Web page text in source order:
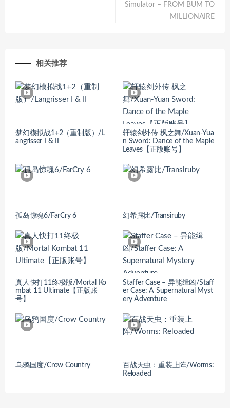
Simulator – FROM BUM TO
MILLIONAIRE
相关推荐
梦幻模拟战1+2（重制版）/L
angrisser I & II
轩辕剑外传 枫之舞/Xuan-Yua
n Sword: Dance of the Maple
Leaves【正版账号】
孤岛惊魂6/FarCry 6 幻希露比/Transiruby
真人快打11终极版/Mortal Ko
mbat 11 Ultimate【正版账
号】
Staffer Case – 异能缉凶/Staff
er Case: A Supernatural Myst
ery Adventure
乌鸦国度/Crow Country
百战天虫：重装上阵/Worms:
Reloaded